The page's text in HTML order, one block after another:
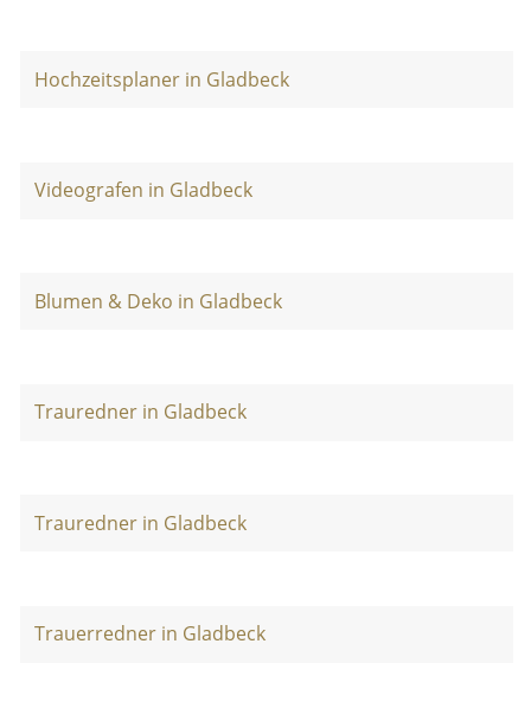
Hochzeitsplaner in Gladbeck
Videografen in Gladbeck
Blumen & Deko in Gladbeck
Trauredner in Gladbeck
Trauredner in Gladbeck
Trauerredner in Gladbeck